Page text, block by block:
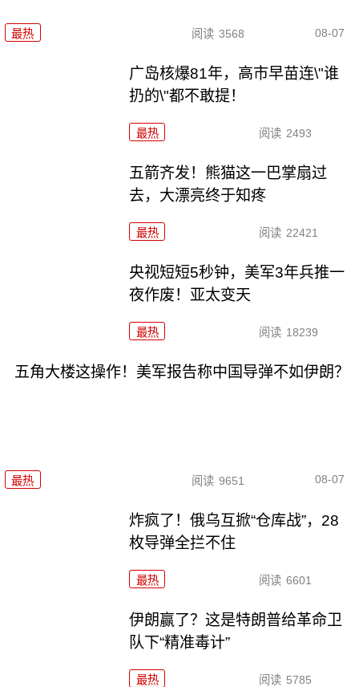
最热 阅读 3568 08-07
广岛核爆81年，高市早苗连\"谁
扔的\"都不敢提！
最热 阅读 2493
五箭齐发！熊猫这一巴掌扇过
去，大漂亮终于知疼
最热 阅读 22421
央视短短5秒钟，美军3年兵推一
夜作废！亚太变天
最热 阅读 18239
五角大楼这操作！美军报告称中国导弹不如伊朗？
最热 阅读 9651 08-07
炸疯了！俄乌互掀“仓库战”，28
枚导弹全拦不住
最热 阅读 6601
伊朗赢了？这是特朗普给革命卫
队下“精准毒计”
最热 阅读 5785